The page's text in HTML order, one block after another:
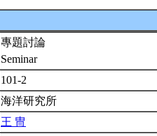
專題討論
Seminar
101-2
海洋研究所
王 冑